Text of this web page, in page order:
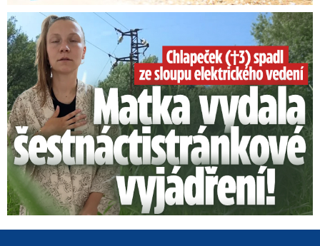
Smrtelný pád chlapce: Matka vydala vyjádření na 16 stran